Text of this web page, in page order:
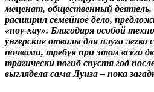
меценат, общественный
расширил семейное дело,
«ноу-хау». Благодаря особой
унгерские отвалы для плуга
почвами, требуя при этом всего
трагически погиб спустя год
выглядела сама Луиза – пока